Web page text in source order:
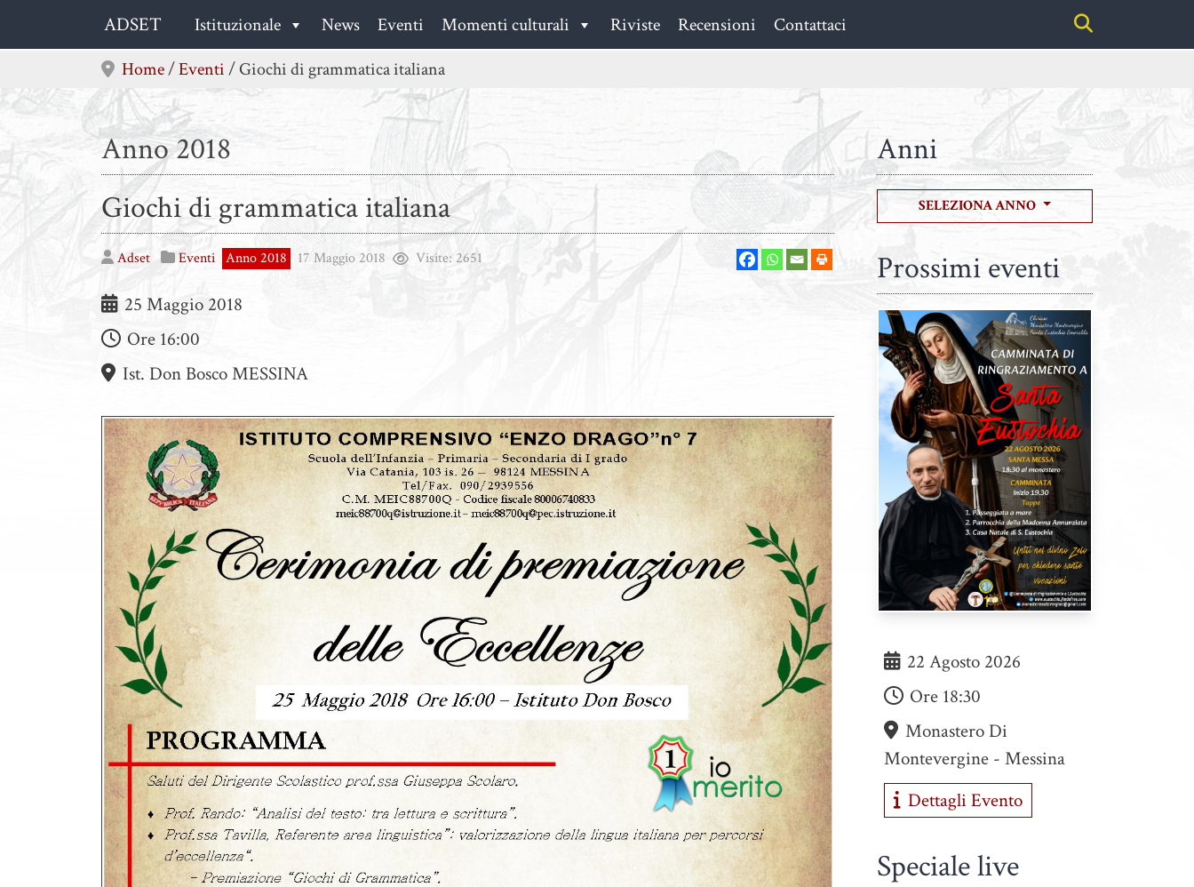
ADSET Istituzionale News Eventi Momenti culturali Riviste Recensioni
Contattaci
Home/Eventi/Giochi di grammatica italiana
Anno 2018
Giochi di grammatica italiana
Adset Eventi Anno 2018 17 Maggio 2018 Visite: 2651
25 Maggio 2018
Ore 16:00
Ist. Don Bosco MESSINA
Anni
SELEZIONA ANNO
Prossimi eventi
22 Agosto 2026
Ore 18:30
Monastero Di
Montevergine - Messina
Dettagli Evento
Speciale live